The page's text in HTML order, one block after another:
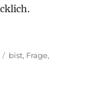
Tags
bist, Frage,